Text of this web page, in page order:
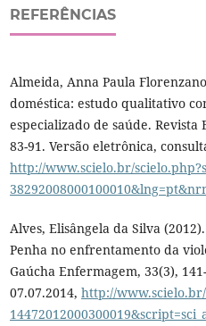
REFERÊNCIAS
Almeida, Anna Paula
doméstica: estudo qualitativo
especializado de saúde.
83-91. Versão eletrônica,
http://www.scielo.br/
Alves, Elisângela da Silva
Penha no enfrentamento da
Gaúcha Enfermagem, 33(3),
07.07.2014, http://